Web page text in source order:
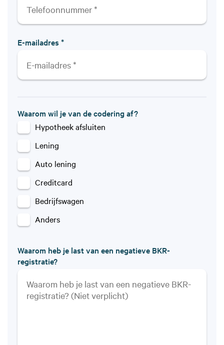
E-mailadres *
Waarom wil je van de codering af?
Hypotheek afsluiten
Lening
Auto lening
Creditcard
Bedrijfswagen
Anders
Waarom heb je last van een negatieve BKR-
registratie?